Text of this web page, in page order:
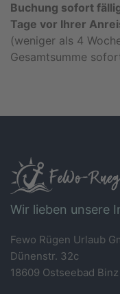
Buchung sofort
Tage vor Ihrer
(weniger als 4
Gesamtsumme
Wir lieben unsere
Fewo Rügen Urlaub
Dünenstr. 32c
18609 Ostseebad Binz